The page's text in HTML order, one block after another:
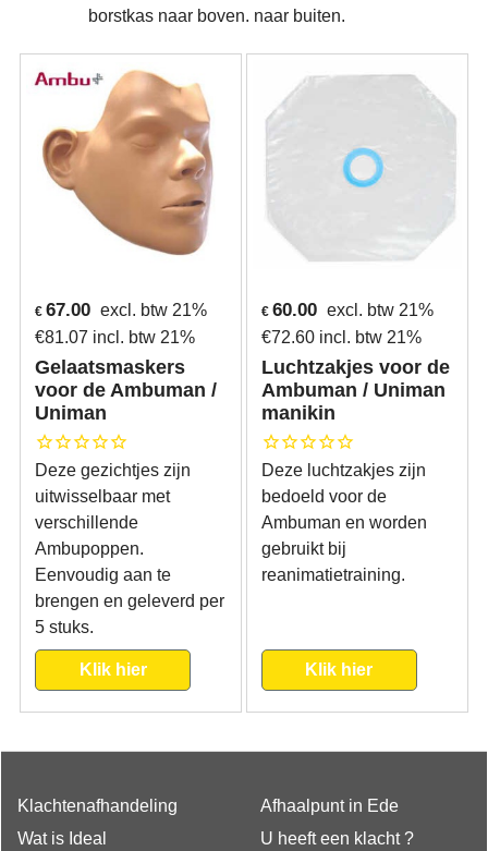
borstkas naar boven. naar buiten.
€ 67.00 excl. btw 21%
€81.07 incl. btw 21%
Gelaatsmaskers
voor de Ambuman /
Uniman
Deze gezichtjes zijn
uitwisselbaar met
verschillende
Ambupoppen.
Eenvoudig aan te
brengen en geleverd per
5 stuks.
Klik hier
€ 60.00 excl. btw 21%
€72.60 incl. btw 21%
Luchtzakjes voor de
Ambuman / Uniman
manikin
Deze luchtzakjes zijn
bedoeld voor de
Ambuman en worden
gebruikt bij
reanimatietraining.
Klik hier
Klachtenafhandeling
Wat is Ideal
Afhaalpunt in Ede
U heeft een klacht ?